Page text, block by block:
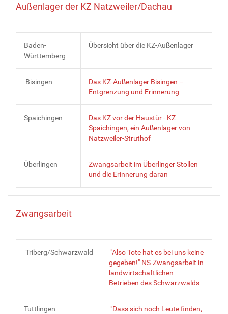
Außenlager der KZ Natzweiler/Dachau
Baden-
Württemberg
Übersicht über die KZ-Außenlager
Bisingen
Das KZ-Außenlager Bisingen –
Entgrenzung und Erinnerung
Spaichingen
Das KZ vor der Haustür - KZ
Spaichingen, ein Außenlager von
Natzweiler-Struthof
Überlingen
Zwangsarbeit im Überlinger Stollen
und die Erinnerung daran
Zwangsarbeit
Triberg/Schwarzwald
"Also Tote hat es bei uns keine
gegeben!" NS-Zwangsarbeit in
landwirtschaftlichen
Betrieben des Schwarzwalds
Tuttlingen
"Dass sich noch Leute finden,